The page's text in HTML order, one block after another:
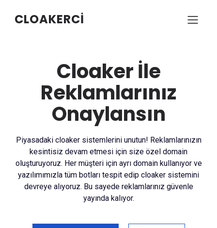
CLOAKERCI
Cloaker İle
Reklamlarınız
Onaylansın
Piyasadaki cloaker sistemlerini unutun! Reklamlarınızın
kesintisiz devam etmesi için size özel domain
oluşturuyoruz. Her müşteri için ayrı domain kullanıyor ve
yazılımımızla tüm botları tespit edip cloaker sistemini
devreye alıyoruz. Bu sayede reklamlarınız güvenle
yayında kalıyor.